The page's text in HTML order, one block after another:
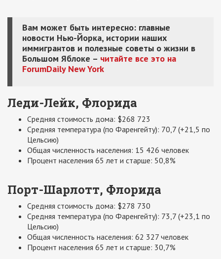
Вам может быть интересно: главные
новости Нью-Йорка, истории наших
иммигрантов и полезные советы о жизни в
Большом Яблоке – читайте все это на
ForumDaily New York
Леди-Лейк, Флорида
Средняя стоимость дома: $268 723
Средняя температура (по Фаренгейту): 70,7 (+21,5 по
Цельсию)
Общая численность населения: 15 426 человек
Процент населения 65 лет и старше: 50,8%
Порт-Шарлотт, Флорида
Средняя стоимость дома: $278 730
Средняя температура (по Фаренгейту): 73,7 (+23,1 по
Цельсию)
Общая численность населения: 62 327 человек
Процент населения 65 лет и старше: 30,7%